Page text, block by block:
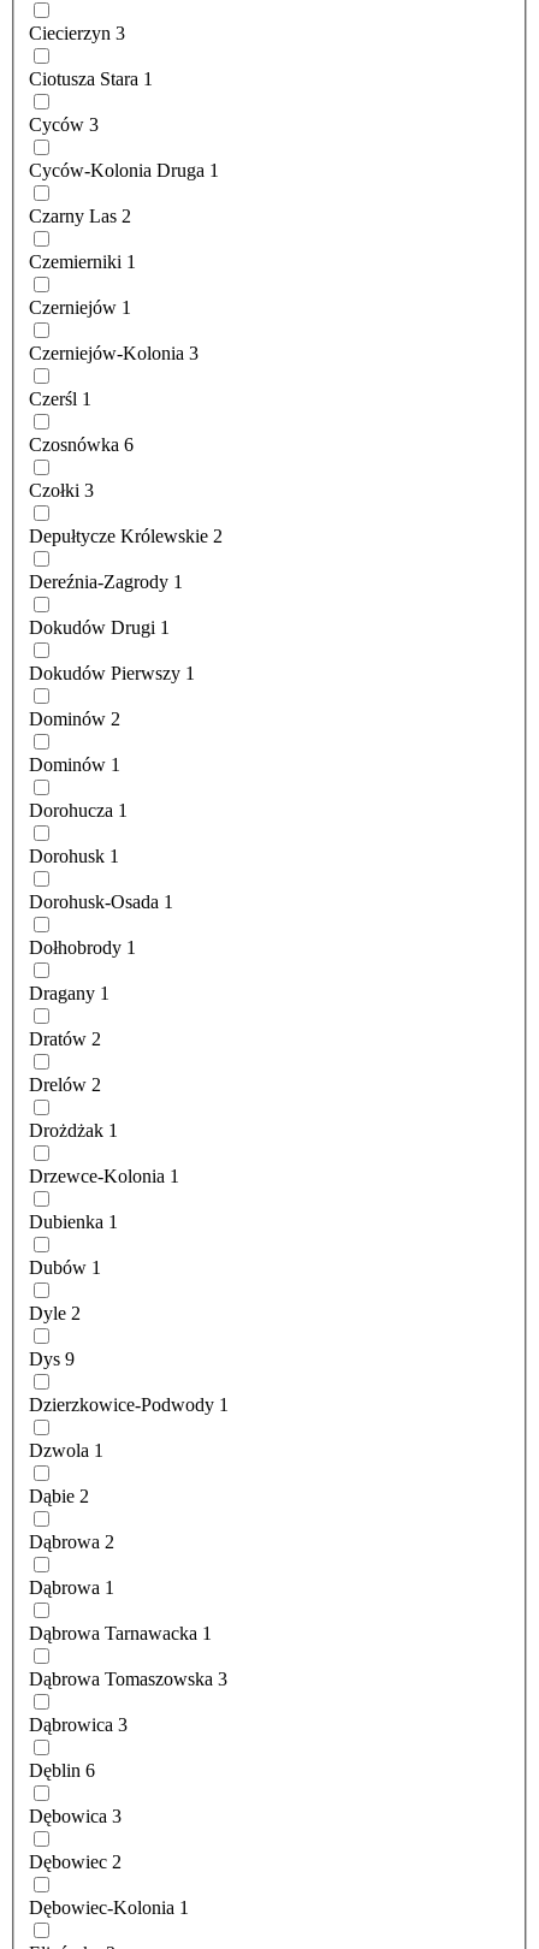
Ciecierzyn 3
Ciotusza Stara 1
Cyców 3
Cyców-Kolonia Druga 1
Czarny Las 2
Czemierniki 1
Czerniejów 1
Czerniejów-Kolonia 3
Czerśl 1
Czosnówka 6
Czołki 3
Depułtycze Królewskie 2
Dereźnia-Zagrody 1
Dokudów Drugi 1
Dokudów Pierwszy 1
Dominów 2
Dominów 1
Dorohucza 1
Dorohusk 1
Dorohusk-Osada 1
Dołhobrody 1
Dragany 1
Dratów 2
Drelów 2
Drożdżak 1
Drzewce-Kolonia 1
Dubienka 1
Dubów 1
Dyle 2
Dys 9
Dzierzkowice-Podwody 1
Dzwola 1
Dąbie 2
Dąbrowa 2
Dąbrowa 1
Dąbrowa Tarnawacka 1
Dąbrowa Tomaszowska 3
Dąbrowica 3
Dęblin 6
Dębowica 3
Dębowiec 2
Dębowiec-Kolonia 1